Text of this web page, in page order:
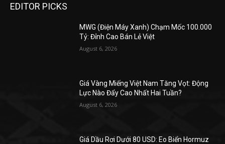
EDITOR PICKS
MWG (Điện Máy Xanh) Chạm Mốc 100.000
Tỷ: Đỉnh Cao Bán Lẻ Việt
August 6, 2026
Giá Vàng Miếng Việt Nam Tăng Vọt: Động
Lực Nào Đẩy Cao Nhất Hai Tuần?
August 6, 2026
Giá Dầu Rơi Dưới 80 USD: Eo Biển Hormuz